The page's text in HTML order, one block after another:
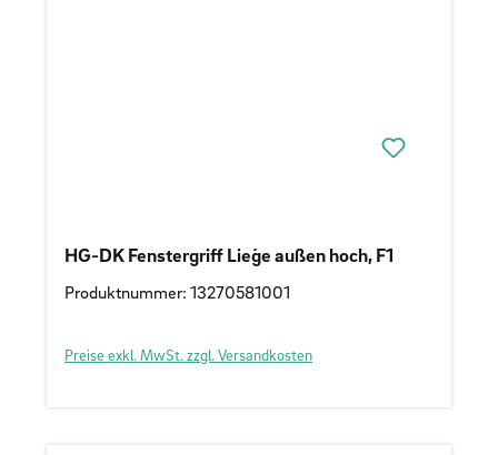
HG-DK Fenstergriff Lieǵe außen hoch, F1
Produktnummer: 13270581001
Preise exkl. MwSt. zzgl. Versandkosten